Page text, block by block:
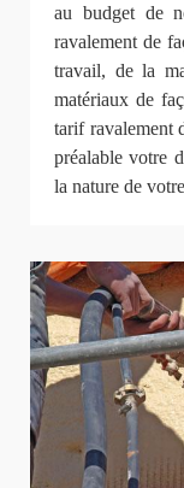
au budget de
ravalement de
travail, de la
matériaux de
tarif ravalement
préalable votre
la nature de